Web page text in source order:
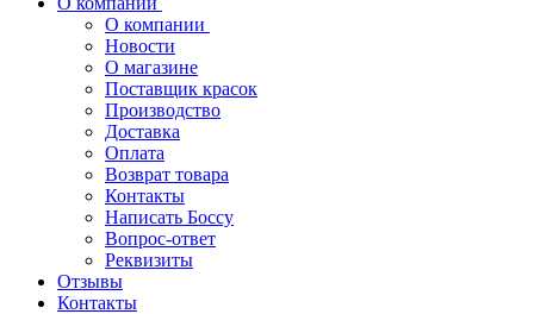
О компании
Новости
О магазине
Поставщик красок
Производство
Доставка
Оплата
Возврат товара
Контакты
Написать Боссу
Вопрос-ответ
Реквизиты
Отзывы
Контакты